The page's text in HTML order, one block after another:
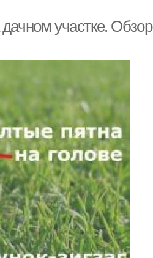
участке. Обзор